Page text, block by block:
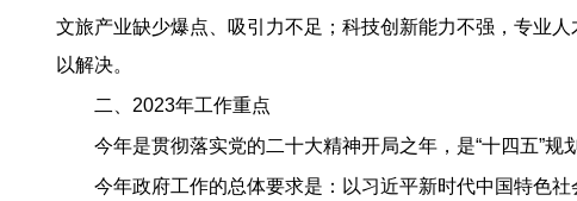
文旅产业缺少爆点、吸引力不足；科技创新能力不强，专业
以解决。
二、2023年工作重点
今年是贯彻落实党的二十大精神开局之年，是“十四五”
今年政府工作的总体要求是：以习近平新时代中国特色